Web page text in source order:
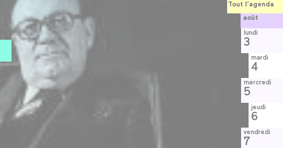
Tout l’agenda
août
lundi
3
mardi
4
mercredi
5
jeudi
6
vendredi
7